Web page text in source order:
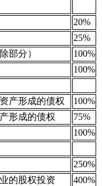
20%
25%
部分）
100%
100%
产形成的债权
100%
形成的债权
75%
100%
250%
的股权投资
400%